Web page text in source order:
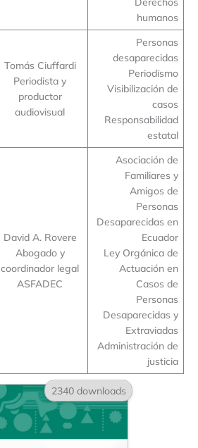
humanos
Tomás Ciuffardi
Periodista y
productor
audiovisual
Personas
desaparecidas
Periodismo
Visibilización de
casos
Responsabilidad
estatal
David A. Rovere
Abogado y
coordinador legal
ASFADEC
Asociación de
Familiares y
Amigos de
Personas
Desaparecidas en
Ecuador
Ley Orgánica de
Actuación en
Casos de
Personas
Desaparecidas y
Extraviadas
Administración de
justicia
2340 downloads